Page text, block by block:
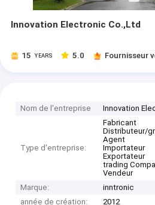
Innovation Electronic Co.,Ltd
15 YEARS 5.0 Fournisseur
Nom de l'entreprise Innovation
Type d'entreprise:
Fabricant
Distributeur/
Agent
Importateur
Exportateur
trading
Vendeur
Marque:
inntronic
année de création:
2012